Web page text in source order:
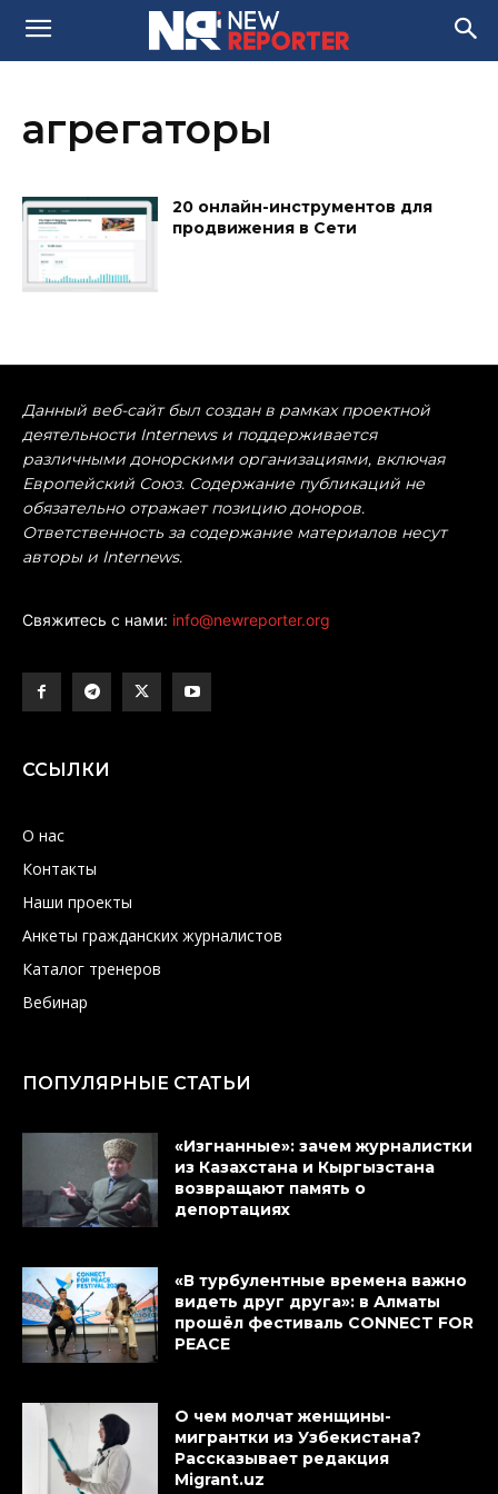
агрегаторы
20 онлайн-инструментов для
продвижения в Сети
Данный веб-сайт был создан в рамках проектной
деятельности Internews и поддерживается
различными донорскими организациями, включая
Европейский Союз. Содержание публикаций не
обязательно отражает позицию доноров.
Ответственность за содержание материалов несут
авторы и Internews.
Свяжитесь с нами: info@newreporter.org
ССЫЛКИ
О нас
Контакты
Наши проекты
Анкеты гражданских журналистов
Каталог тренеров
Вебинар
ПОПУЛЯРНЫЕ СТАТЬИ
«Изгнанные»: зачем журналистки
из Казахстана и Кыргызстана
возвращают память о
депортациях
«В турбулентные времена важно
видеть друг друга»: в Алматы
прошёл фестиваль CONNECT FOR
PEACE
О чем молчат женщины-
мигрантки из Узбекистана?
Рассказывает редакция
Migrant.uz